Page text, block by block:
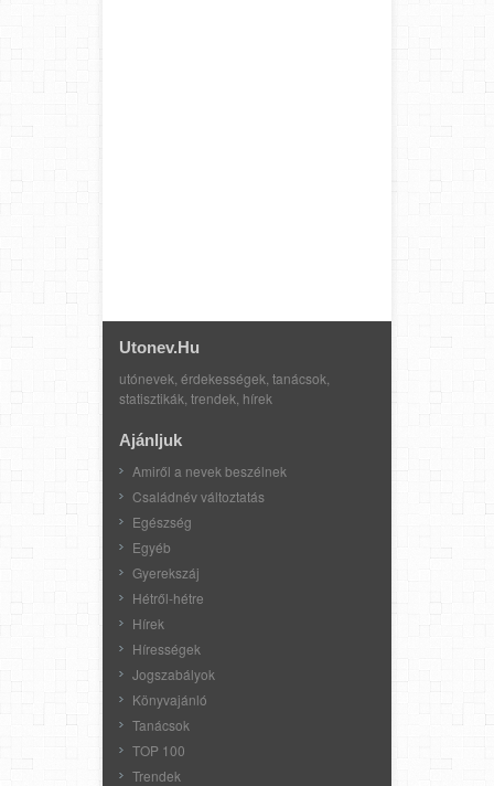
Utonev.hu
utónevek, érdekességek, tanácsok,
statisztikák, trendek, hírek
Ajánljuk
Amiről a nevek beszélnek
Családnév változtatás
Egészség
Egyéb
Gyerekszáj
Hétről-hétre
Hírek
Hírességek
Jogszabályok
Könyvajánló
Tanácsok
TOP 100
Trendek